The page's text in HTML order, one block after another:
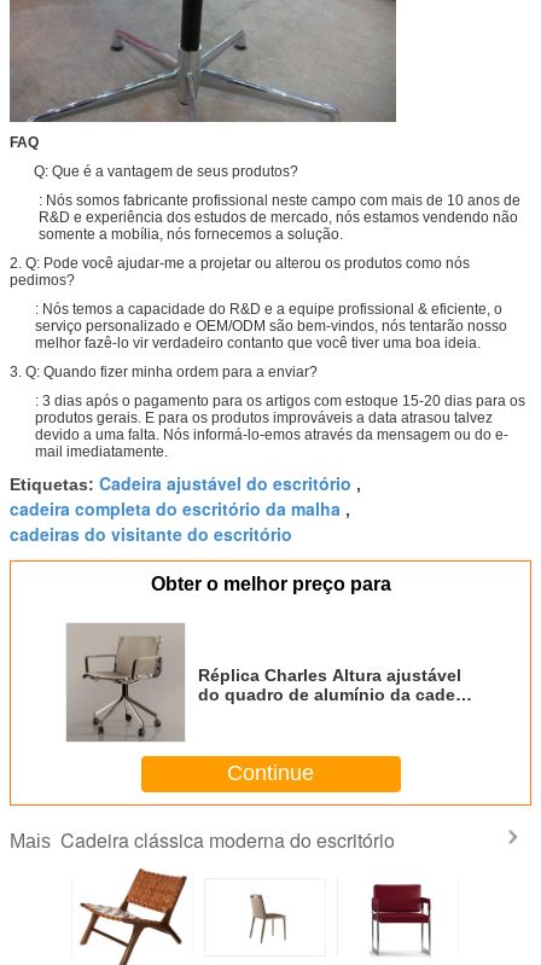
FAQ
Q: Que é a vantagem de seus produtos?
: Nós somos fabricante profissional neste campo com mais de 10 anos de
R&D e experiência dos estudos de mercado, nós estamos vendendo não
somente a mobília, nós fornecemos a solução.
2. Q: Pode você ajudar-me a projetar ou alterou os produtos como nós
pedimos?
: Nós temos a capacidade do R&D e a equipe profissional & eficiente, o
serviço personalizado e OEM/ODM são bem-vindos, nós tentarão nosso
melhor fazê-lo vir verdadeiro contanto que você tiver uma boa ideia.
3. Q: Quando fizer minha ordem para a enviar?
: 3 dias após o pagamento para os artigos com estoque 15-20 dias para os
produtos gerais. E para os produtos improváveis a data atrasou talvez
devido a uma falta. Nós informá-lo-emos através da mensagem ou do e-
mail imediatamente.
Etiquetas: Cadeira ajustável do escritório ,
cadeira completa do escritório da malha ,
cadeiras do visitante do escritório
Obter o melhor preço para
Réplica Charles Altura ajustável
do quadro de alumínio da cadeira
Continue
Mais Cadeira clássica moderna do escritório